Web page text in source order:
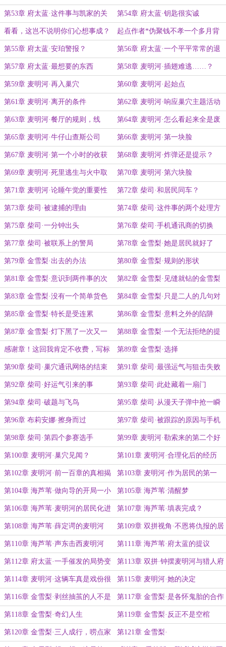
第53章 府太蓝·这件事与凯家的关
系
第54章 府太蓝·钥匙很实诚
看看，这岂不说明你们心想事成？ 起点作者*伪聚钱不孝一个多月背
后的密辛
第55章 府太蓝·安珀警报？ 第56章 府太蓝·一个平平常常的退
休猎人
第57章 府太蓝·最想要的东西 第58章 麦明河·插翅难逃……？
第59章 麦明河·再入巢穴 第60章 麦明河·起始点
第61章 麦明河·离开的条件 第62章 麦明河·响应巢穴主题活动
的脸
第63章 麦明河·餐厅的规则，线
索，与提示
第64章 麦明河·怎么看起来全是废
话啊
第65章 麦明河·牛仔山查斯公司 第66章 麦明河·第一块脸
第67章 麦明河·第一个小时的收获 第68章 麦明河·炸弹还是提示？
第69章 麦明河·死里逃生与火中取
栗
第70章 麦明河·第六块脸
第71章 麦明河·论睡午觉的重要性 第72章 柴司·和居民同车？
第73章 柴司·被逮捕的理由 第74章 柴司·这件事的两个处理方
案
第75章 柴司·一分钟出头 第76章 柴司·手机通讯商的切换
第77章 柴司·被联系上的警局 第78章 金雪梨·她是居民就好了
第79章 金雪梨·出去的办法 第80章 金雪梨·规则的形状
第81章 金雪梨·意识到两件事的次
序
第82章 金雪梨·见缝就钻的金雪梨
第83章 金雪梨·没有一个简单货色 第84章 金雪梨·只是二人的几句对
话
第85章 金雪梨·特长是受连累 第86章 金雪梨·意料之外的陷阱
第87章 金雪梨·灯下黑了一次又一
次
第88章 金雪梨·一个无法拒绝的提
议
感谢章！这回我肯定不收费，写标
题里
第89章 金雪梨·选择
第90章 柴司·巢穴通讯网络的结束 第91章 柴司·最强运气与狙击失败
第92章 柴司·好运气引来的事 第93章 柴司·此处藏着一扇门
第94章 柴司·破题与飞鸟 第95章 柴司·从漫天子弹中抢一瞬
间
第96章 布莉安娜·擦身而过 第97章 柴司·被跟踪的原因与手机
警报
第98章 柴司·第四个参赛选手 第99章 麦明河·勒索来的第二个好
处
第100章 麦明河·巢穴见闻？ 第101章 麦明河·合理化后的经历
第102章 麦明河·前一百章的真相揭
晓了！
第103章 麦明河·作为居民的第一
天……？
第104章 海芦苇·做向导的开局一小
时
第105章 海芦苇·清醒梦
第106章 海芦苇·麦明河的居民化进
展报告
第107章 海芦苇·填表完成？
第108章 海芦苇·薛定谔的麦明河 第109章 双拼视角·不恩将仇报的居
民不是好居民
第110章 海芦苇·声东击西麦明河 第111章 海芦苇·府太蓝的提议
第112章 府太蓝·一手催发的局势变
化
第113章 双拼·钟摆麦明河与猎人府
太蓝
第114章 麦明河·这辆车真是戏份很
多
第115章 麦明河·她的决定
第116章 金雪梨·剥丝抽茧的人不是
她
第117章 金雪梨·是各怀鬼胎的合作
吗
第118章 金雪梨·奇幻人生 第119章 金雪梨·反正不是空棺
第120章 金雪梨·三人成行，唠点家 第121章 金雪梨·